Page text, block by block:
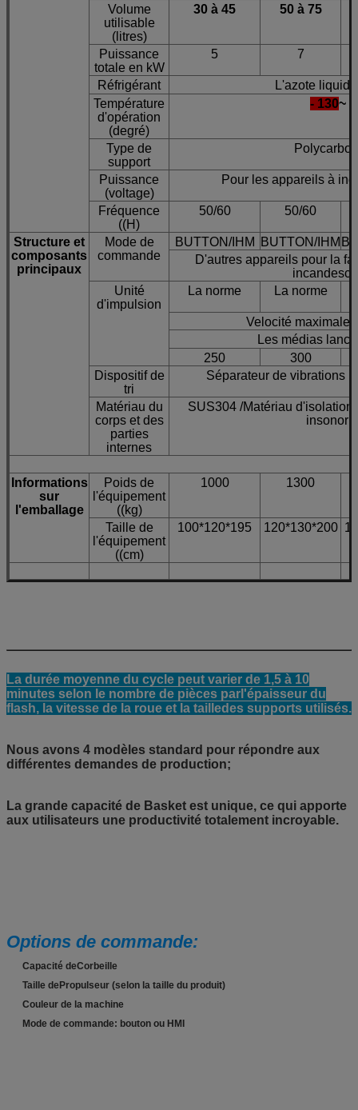
Volume
utilisable
(litres)
30 à 45 50 à 75
Puissance
totale en kW
5 7
Réfrigérant
L'azote
Température
d'opération
(degré)
- 130~
Type de
support
Puissance
(voltage)
Pour les appareils à
Fréquence
((H)
50/60 50/60
Structure et
composants
principaux
Mode de
commande
BUTTON/IHM BUTTON/IHM
D'autres appareils pour la
Unité
d'impulsion
La norme La norme
Velocité maximale
Les médias
250
300
Dispositif de
tri
Séparateur de vibrations
Matériau du
corps et des
parties
internes
SUS304 /Matériau d'isolation
Informations
sur
l'emballage
Poids de
l'équipement
((kg)
1000 1300
Taille de
l'équipement
((cm)
100*120*195 120*130*200
La durée moyenne du cycle peut varier de 1,5 à 10
minutes selon le nombre de pièces par l'épaisseur du
flash, la vitesse de la roue et la tailledes supports utilisés.
Nous avons 4 modèles standard pour répondre aux
différentes demandes de production;
La grande capacité de Basket est unique, ce qui apporte
aux utilisateurs une productivité totalement incroyable.
Options de commande:
Capacité deCorbeille
Taille de Propulseur (selon la taille du produit)
Couleur de la machine
Mode de commande: bouton ou HMI